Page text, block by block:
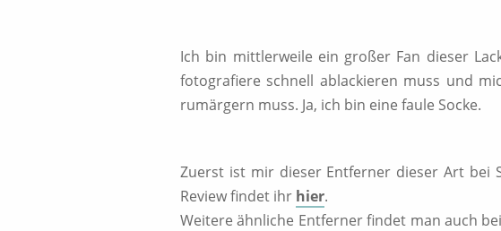
Ich bin mittlerweile ein großer Fan dieser
fotografiere schnell ablackieren muss und
rumärgern muss. Ja, ich bin eine faule Socke.
Zuerst ist mir dieser Entferner dieser Art bei
Review findet ihr hier.
Weitere ähnliche Entferner findet man auch